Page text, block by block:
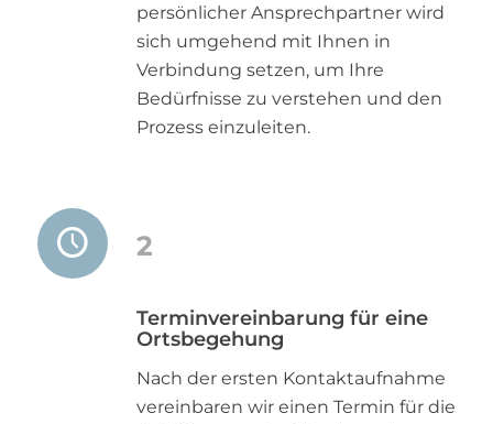
persönlicher Ansprechpartner wird
sich umgehend mit Ihnen in
Verbindung setzen, um Ihre
Bedürfnisse zu verstehen und den
Prozess einzuleiten.
2
Terminvereinbarung für eine
Ortsbegehung
Nach der ersten Kontaktaufnahme
vereinbaren wir einen Termin für die